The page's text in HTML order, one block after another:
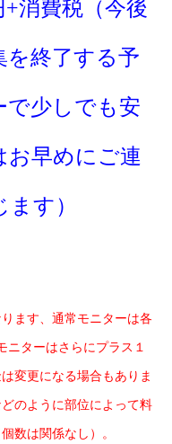
+消費税（今後
を終了する予
で少しでも安
お早めにご連
す）
ます、通常モニターは各
ニターはさらにプラス１
変更になる場合もありま
のように部位によって料
数は関係なし）。